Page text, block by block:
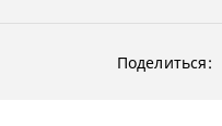
Поделиться: